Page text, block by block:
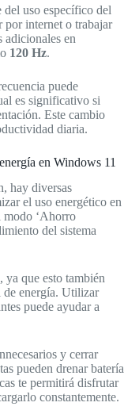
del uso específico del
por internet o trabajar
adicionales en
120 Hz.
puede
es significativo si
Este cambio
diaria.
en Windows 11
hay diversas
el uso energético en
modo ‘Ahorro
del sistema
ya que esto también
de energía. Utilizar
puede ayudar a
y cerrar
pueden drenar batería
te permitirá disfrutar
constantemente.